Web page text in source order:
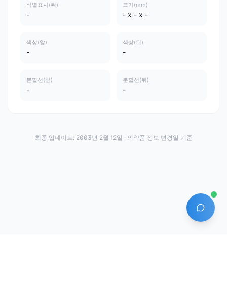
식별표시(뒤)
-
크기(mm)
- x - x -
색상(앞)
-
색상(뒤)
-
분할선(앞)
-
분할선(뒤)
-
AI 에이
최종 업데이트: 2003년 2월 12일 · 의약품 정보 변경일 기준